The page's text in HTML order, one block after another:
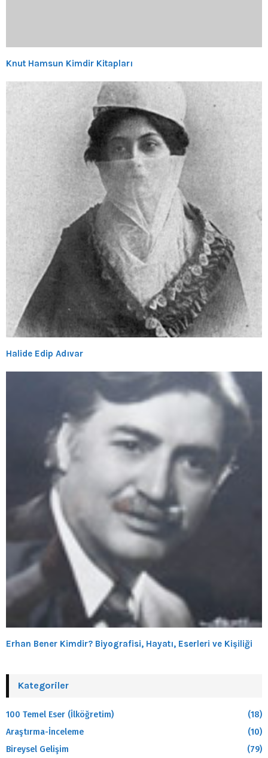
Knut Hamsun Kimdir Kitapları
Halide Edip Adıvar
Erhan Bener Kimdir? Biyografisi, Hayatı, Eserleri ve Kişiliği
Kategoriler
100 Temel Eser (İlköğretim)
(18)
Araştırma-İnceleme
(10)
Bireysel Gelişim
(79)